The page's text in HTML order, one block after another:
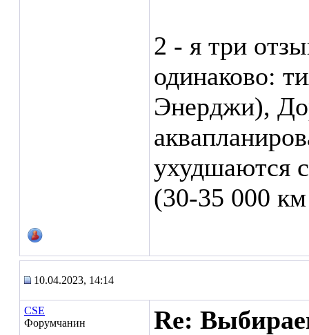
2 - я три
одинаково:
Энерджи),
ухудшаются
(30-35 000
10.04.2023, 14:14
CSE
Форумчанин
Re: